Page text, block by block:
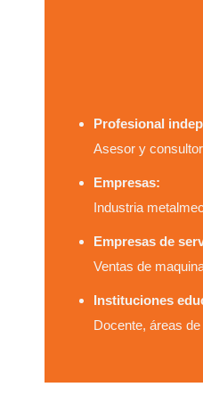
Profesional
Asesor y
Empresas:
Industria
Empresas de
Ventas de
Instituciones
Docente, áreas